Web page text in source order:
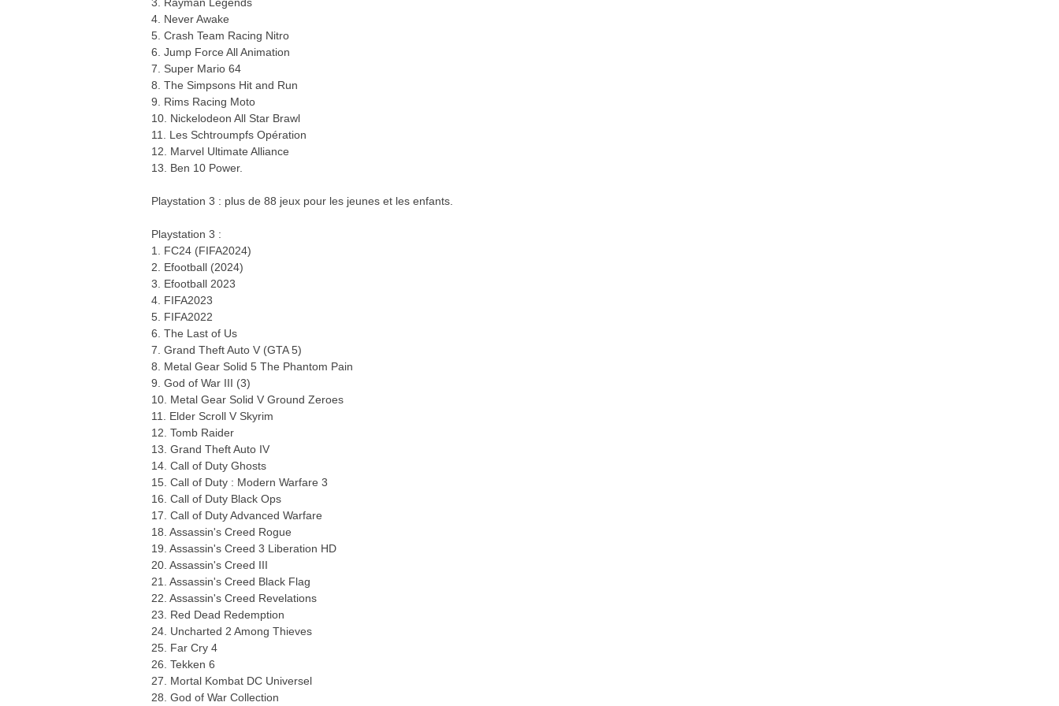
4. Never Awake
5. Crash Team Racing Nitro
6. Jump Force All Animation
7. Super Mario 64
8. The Simpsons Hit and Run
9. Rims Racing Moto
10. Nickelodeon All Star Brawl
11. Les Schtroumpfs Opération
12. Marvel Ultimate Alliance
13. Ben 10 Power.
Playstation 3 : plus de 88 jeux pour les jeunes et les enfants.
Playstation 3 :
1. FC24 (FIFA2024)
2. Efootball (2024)
3. Efootball 2023
4. FIFA2023
5. FIFA2022
6. The Last of Us
7. Grand Theft Auto V (GTA 5)
8. Metal Gear Solid 5 The Phantom Pain
9. God of War III (3)
10. Metal Gear Solid V Ground Zeroes
11. Elder Scroll V Skyrim
12. Tomb Raider
13. Grand Theft Auto IV
14. Call of Duty Ghosts
15. Call of Duty : Modern Warfare 3
16. Call of Duty Black Ops
17. Call of Duty Advanced Warfare
18. Assassin's Creed Rogue
19. Assassin's Creed 3 Liberation HD
20. Assassin's Creed III
21. Assassin's Creed Black Flag
22. Assassin's Creed Revelations
23. Red Dead Redemption
24. Uncharted 2 Among Thieves
25. Far Cry 4
26. Tekken 6
27. Mortal Kombat DC Universel
28. God of War Collection